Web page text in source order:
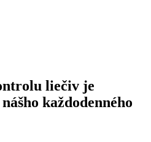
liečiv je
každodenného